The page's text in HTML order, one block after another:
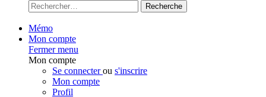
Recherche
Mémo
Mon compte
Fermer menu
Mon compte
Se connecterou s'inscrire
Mon compte
Profil